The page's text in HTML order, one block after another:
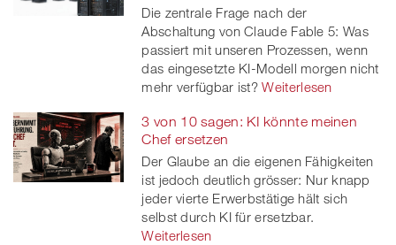
Die zentrale Frage nach der
Abschaltung von Claude Fable 5: Was
passiert mit unseren Prozessen, wenn
das eingesetzte KI-Modell morgen nicht
mehr verfügbar ist? Weiterlesen
3 von 10 sagen: KI könnte meinen
Chef ersetzen
Der Glaube an die eigenen Fähigkeiten
ist jedoch deutlich grösser: Nur knapp
jeder vierte Erwerbstätige hält sich
selbst durch KI für ersetzbar.
Weiterlesen